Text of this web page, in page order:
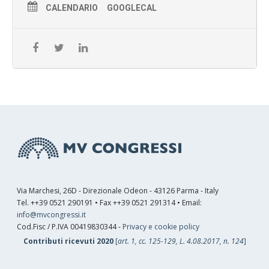
CALENDARIO GOOGLECAL
Via Marchesi, 26D - Direzionale Odeon - 43126 Parma - Italy
Tel. ++39 0521 290191 • Fax ++39 0521 291314 • Email:
info@mvcongressi.it
Cod.Fisc / P.IVA 00419830344 - Privacy e cookie policy
Contributi ricevuti 2020[art. 1, cc. 125-129, L. 4.08.2017, n. 124]